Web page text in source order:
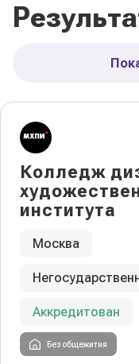
Колледж
института
Москва
Аккредитован
Без общежития